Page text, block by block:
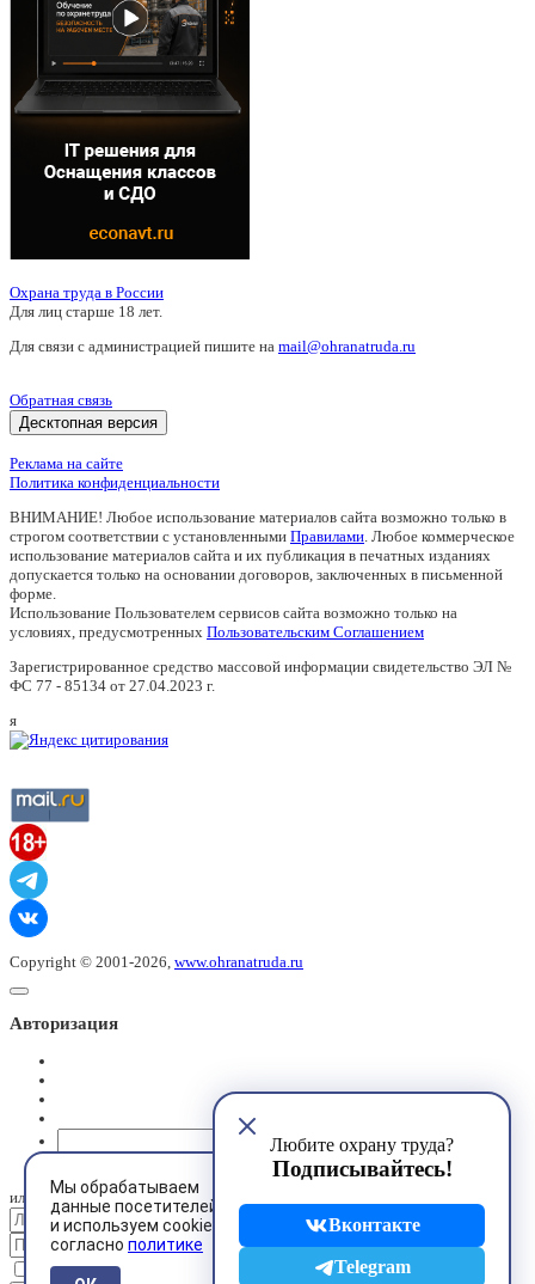
Мы обрабатываем
данные посетителей
и используем cookies
согласно политике
Любите охрану труда?
Подписывайтесь!
Вконтакте
Telegram
Охрана труда в России
Для лиц старше 18 лет.
Для связи с администрацией пишите на mail@ohranatruda.ru
Обратная связь
Десктопная версия
Реклама на сайте
Политика конфиденциальности
ВНИМАНИЕ! Любое использование материалов сайта возможно только в
строгом соответствии с установленными Правилами . Любое коммерческое
использование материалов сайта и их публикация в печатных изданиях
допускается только на основании договоров, заключенных в письменной
форме.
Использование Пользователем сервисов сайта возможно только на
условиях, предусмотренных Пользовательским Соглашением
Зарегистрированное средство массовой информации свидетельство ЭЛ №
ФС 77 - 85134 от 27.04.2023 г.
я
Copyright © 2001-2026, www.ohranatruda.ru
Авторизация
@mail.ru
или
Запомнить меня